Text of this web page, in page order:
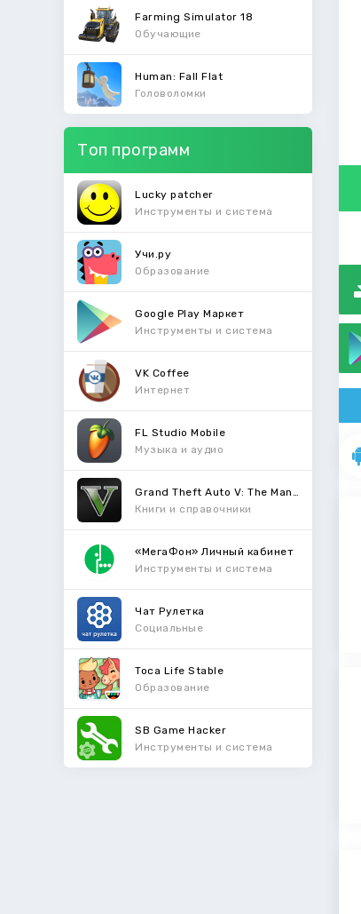
Farming Simulator 18
Обучающие
Human: Fall Flat
Головоломки
Топ программ
Lucky patcher
Инструменты и система
Учи.ру
Образование
Google Play Маркет
Инструменты и система
VK Coffee
Интернет
FL Studio Mobile
Музыка и аудио
Книги и справочники
«МегаФон» Личный кабинет
Инструменты и система
Чат Рулетка
Социальные
Toca Life Stable
Образование
SB Game Hacker
Инструменты и система